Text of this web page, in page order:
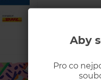
Aby
Pro co